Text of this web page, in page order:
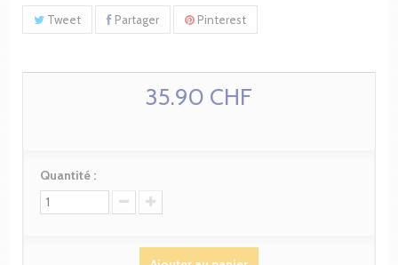
Tweet Partager Pinterest
35.90 CHF
Quantité :